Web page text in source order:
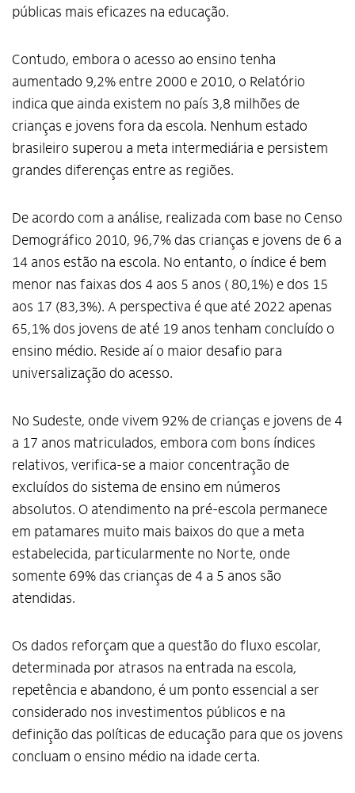
públicas mais eficazes na educação.
Contudo, embora o acesso ao ensino tenha
aumentado 9,2% entre 2000 e 2010, o Relatório
indica que ainda existem no país 3,8 milhões de
crianças e jovens fora da escola. Nenhum estado
brasileiro superou a meta intermediária e persistem
grandes diferenças entre as regiões.
De acordo com a análise, realizada com base no Censo
Demográfico 2010, 96,7% das crianças e jovens de 6 a
14 anos estão na escola. No entanto, o índice é bem
menor nas faixas dos 4 aos 5 anos ( 80,1%) e dos 15
aos 17 (83,3%). A perspectiva é que até 2022 apenas
65,1% dos jovens de até 19 anos tenham concluído o
ensino médio. Reside aí o maior desafio para
universalização do acesso.
No Sudeste, onde vivem 92% de crianças e jovens de 4
a 17 anos matriculados, embora com bons índices
relativos, verifica-se a maior concentração de
excluídos do sistema de ensino em números
absolutos. O atendimento na pré-escola permanece
em patamares muito mais baixos do que a meta
estabelecida, particularmente no Norte, onde
somente 69% das crianças de 4 a 5 anos são
atendidas.
Os dados reforçam que a questão do fluxo escolar,
determinada por atrasos na entrada na escola,
repetência e abandono, é um ponto essencial a ser
considerado nos investimentos públicos e na
definição das políticas de educação para que os jovens
concluam o ensino médio na idade certa.